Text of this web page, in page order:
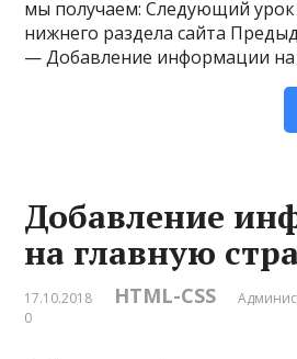
мы получаем: Следующий
нижнего раздела сайта
— Добавление информации на
Добавление
на главную
17.10.2018 HTML-CSS
0